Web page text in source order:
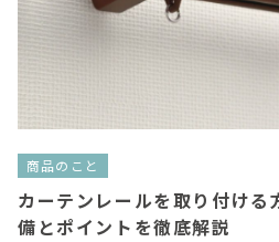
商品のこと
カーテンレールを取り付ける
備とポイントを徹底解説